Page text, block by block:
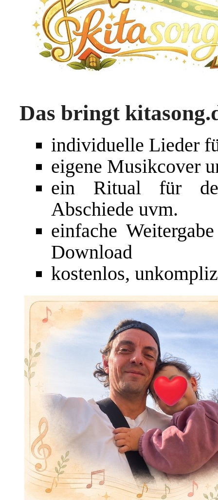
Das bringt
individuelle Lieder
eigene Musikcover
ein Ritual für
Abschiede uvm.
einfache
Download
kostenlos,